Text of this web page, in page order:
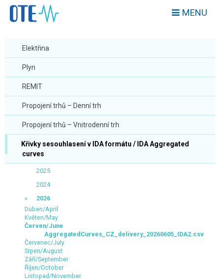
MENU
Elektřina
Plyn
REMIT
Propojení trhů – Denní trh
Propojení trhů – Vnitrodenní trh
Křivky sesouhlasení v IDA formátu / IDA Aggregated
curves
2025
2024
2026
Duben/April
Květen/May
Červen/June
AggregatedCurves_CZ_delivery_20260605_IDA2.csv
Červenec/July
Srpen/August
Září/September
Říjen/October
Listopad/November